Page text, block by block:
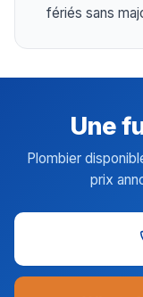
fériés sans
Une
Plombier
prix